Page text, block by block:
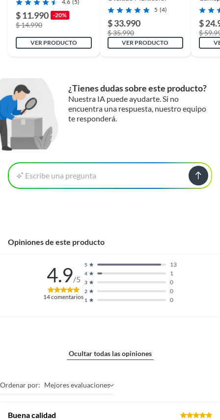
4.6 (5)
$ 11.990 -20%
$ 14.990
VER PRODUCTO
5 (4)
$ 33.990
$ 35.990
VER PRODUCTO
$
$
¿Tienes dudas sobre este producto?
Nuestra IA puede ayudarte. Si no
encuentra una respuesta, nuestro equipo
te responderá.
Escribe una pregunta
Opiniones de este producto
4.9/5
14comentarios 1 0
2 0
3 0
4 1
5 13
Ocultar todas las opiniones
Ordenar por: Mejores evaluaciones
Buena calidad